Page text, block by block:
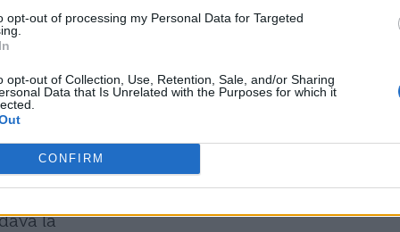
opt-out of processing my Personal Data for Targeted
opt-out of Collection, Use, Retention, Sale, and/or Sharing
Data that Is Unrelated with the Purposes for which it
CONFIRM
Caio
aveva sconfitto i Cartaginesi in una battaglia
cena:
da una torcia di cera e da un flautista,
era stato attribuito a Duilio a vita, per le sue
la